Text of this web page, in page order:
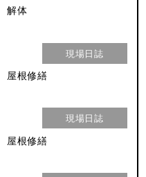
解体
現場日誌
屋根修繕
現場日誌
屋根修繕